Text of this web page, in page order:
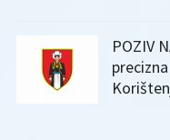
POZIV